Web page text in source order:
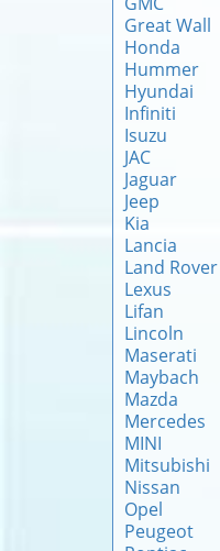
Great Wall
Honda
Hummer
Hyundai
Infiniti
Isuzu
JAC
Jaguar
Jeep
Kia
Lancia
Land Rover
Lexus
Lifan
Lincoln
Maserati
Maybach
Mazda
Mercedes
MINI
Mitsubishi
Nissan
Opel
Peugeot